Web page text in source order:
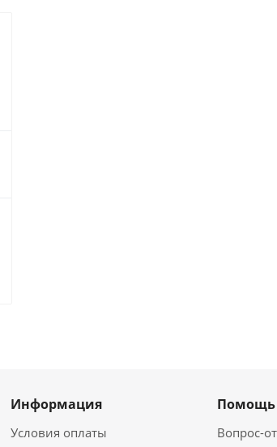
Информация
Условия оплаты
Помощь
Вопрос-